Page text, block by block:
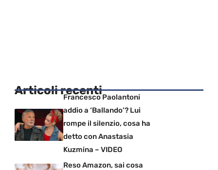
Articoli recentiFrancesco Paolantoni
addio a ‘Ballando’? Lui
rompe il silenzio, cosa ha
detto con Anastasia
Kuzmina – VIDEO
Reso Amazon, sai cosa